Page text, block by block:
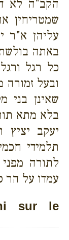
הקב"ה לא
שמטריחין
עליהן א"ר
באתה בולשת
כל רגל
ובעל זמורה
שאינן בני
בלא מתא
יעקב יציץ
תלמידי
לתורה
עמדו על הר
sur le